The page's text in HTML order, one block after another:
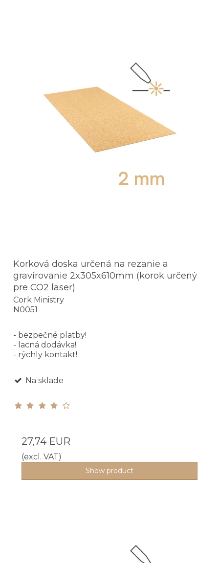
Korková doska určená na rezanie a
gravírovanie 2x305x610mm (korok určený
pre CO2 laser)
Cork Ministry
N0051
- bezpečné platby!
- lacná dodávka!
- rýchly kontakt!
Na sklade
27,74 EUR
(excl. VAT)
Show product